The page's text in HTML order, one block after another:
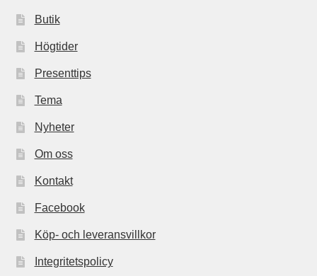
Butik
Högtider
Presenttips
Tema
Nyheter
Om oss
Kontakt
Facebook
Köp- och leveransvillkor
Integritetspolicy